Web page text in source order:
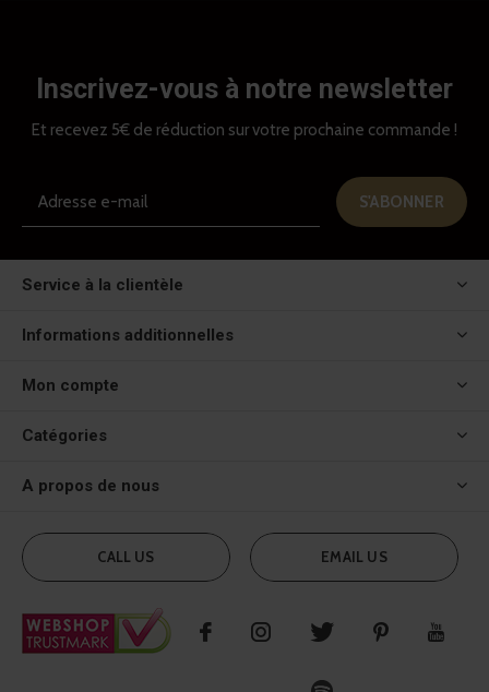
Inscrivez-vous à notre newsletter
Et recevez 5€ de réduction sur votre prochaine commande !
S'ABONNER
Service à la clientèle
Informations additionnelles
Mon compte
Catégories
A propos de nous
CALL US EMAIL US